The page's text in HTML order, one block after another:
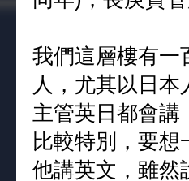
我們這層樓有一
人，尤其以日
主管英日都會講
比較特別，要
他講英文，雖然